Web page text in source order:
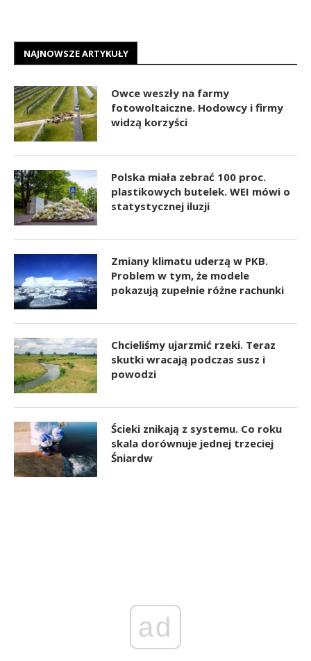
NAJNOWSZE ARTYKUŁY
Owce weszły na farmy
fotowoltaiczne. Hodowcy i firmy
widzą korzyści
Polska miała zebrać 100 proc.
plastikowych butelek. WEI mówi o
statystycznej iluzji
Zmiany klimatu uderzą w PKB.
Problem w tym, że modele
pokazują zupełnie różne rachunki
Chcieliśmy ujarzmić rzeki. Teraz
skutki wracają podczas susz i
powodzi
Ścieki znikają z systemu. Co roku
skala dorównuje jednej trzeciej
Śniardw
ad